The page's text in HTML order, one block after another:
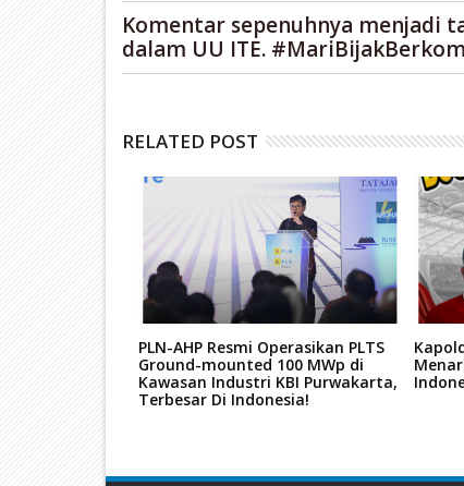
Komentar sepenuhnya menjadi
dalam UU ITE.
RELATED POST
PLN-AHP Resmi Operasikan PLTS
Ground-mounted 100 MWp di
Kawasan Industri KBI Purwakarta,
Terbesar Di Indonesia!